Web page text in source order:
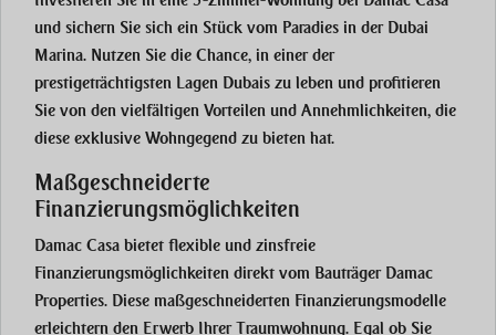
und sichern Sie sich ein Stück vom Paradies in der Dubai
Marina. Nutzen Sie die Chance, in einer der
prestigeträchtigsten Lagen Dubais zu leben und profitieren
Sie von den vielfältigen Vorteilen und Annehmlichkeiten, die
diese exklusive Wohngegend zu bieten hat.
Maßgeschneiderte
Finanzierungsmöglichkeiten
Damac Casa bietet flexible und zinsfreie
Finanzierungsmöglichkeiten direkt vom Bauträger Damac
Properties. Diese maßgeschneiderten Finanzierungsmodelle
erleichtern den Erwerb Ihrer Traumwohnung. Egal ob Sie